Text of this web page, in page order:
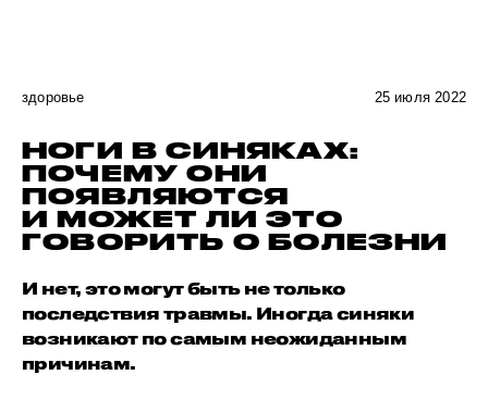
здоровье 25 июля 2022
НОГИ В СИНЯКАХ:
ПОЧЕМУ ОНИ
ПОЯВЛЯЮТСЯ
И МОЖЕТ ЛИ ЭТО
ГОВОРИТЬ О БОЛЕЗНИ
И нет, это могут быть не только
последствия травмы. Иногда синяки
возникают по самым неожиданным
причинам.